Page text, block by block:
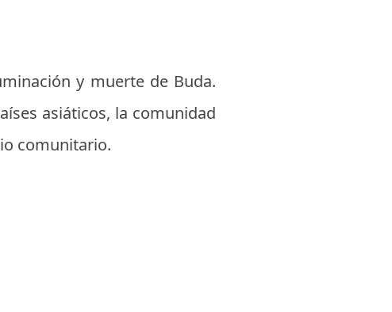
y muerte de Buda.
asiáticos, la comunidad
comunitario.